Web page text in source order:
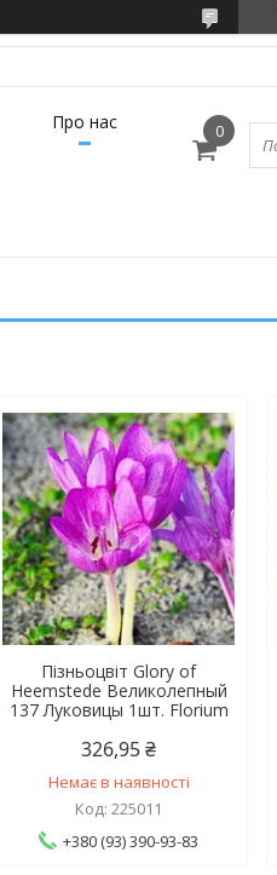
Про нас
Пізньоцвіт Glory of
Heemstede Великолепный
137 Луковицы 1шт. Florium
326,95 ₴
Немає в наявності
225011
+380 (93) 390-93-83